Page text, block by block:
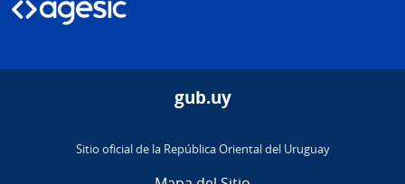
gub.uy
Sitio oficial de la República Oriental del Uruguay